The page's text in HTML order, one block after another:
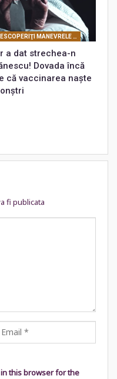
DESCOPERIŢI MANEVRELE FRANCMASONERIEI
a dat strechea-n
Dovada încă
că vaccinarea naște
fi publicata
this browser for the